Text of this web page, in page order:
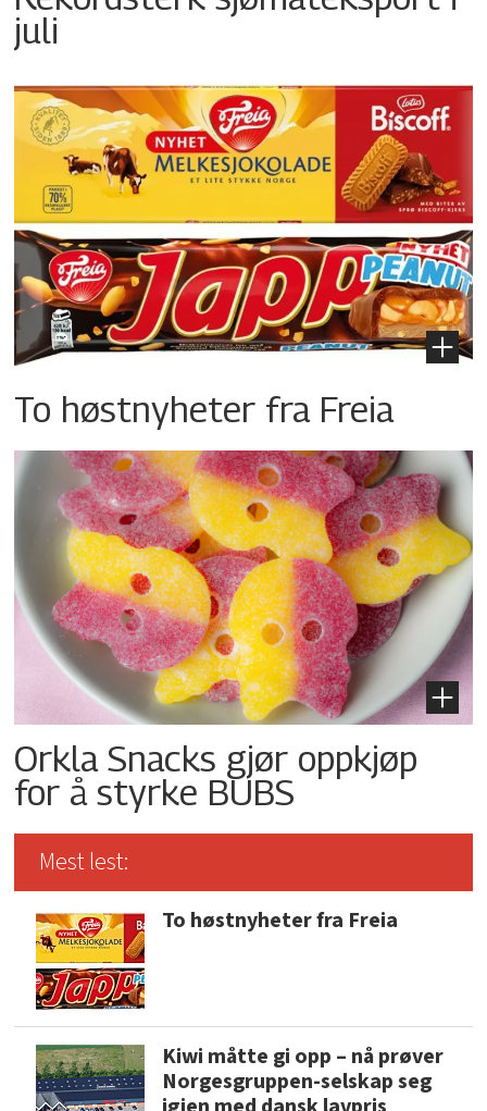
juli
To høstnyheter fra Freia
Orkla Snacks gjør oppkjøp
for å styrke BUBS
Mest lest:
To høstnyheter fra Freia
Kiwi måtte gi opp – nå prøver
Norgesgruppen-selskap seg